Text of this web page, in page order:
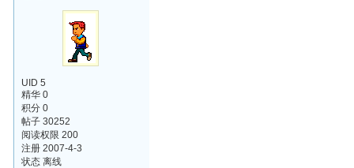
UID 5
精华 0
积分 0
帖子 30252
阅读权限 200
注册 2007-4-3
状态 离线